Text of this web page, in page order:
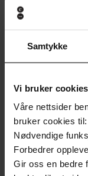
Samtykke
Vi bruker cookies
Våre nettsider
bruker cookies til:
Nødvendige
Forbedrer
Gir oss en bedre